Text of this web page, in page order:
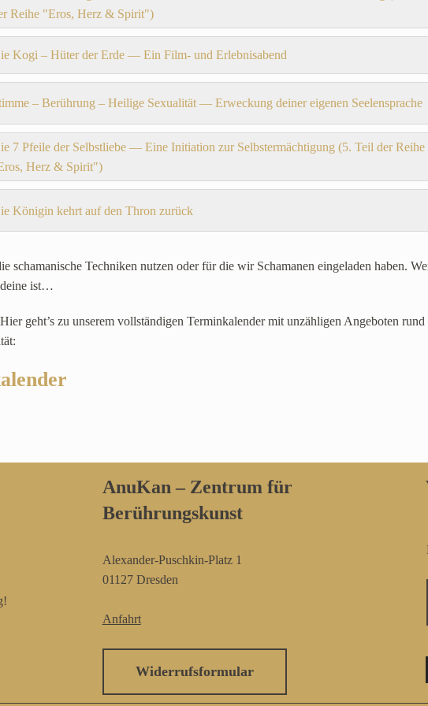
Reihe "Eros, Herz & Spirit")
Kogi – Hüter der Erde — Ein Film- und Erlebnisabend
– Berührung – Heilige Sexualität — Erweckung deiner eigenen Seelensprache
7 Pfeile der Selbstliebe — Eine Initiation zur Selbstermächtigung (5. Teil der Reihe
Herz & Spirit")
Königin kehrt auf den Thron zurück
schamanische Techniken nutzen oder für die wir Schamanen eingeladen haben.
deine ist…
geht’s zu unserem vollständigen Terminkalender mit unzähligen Angeboten rund
AnuKan – Zentrum für
Berührungskunst
Alexander-Puschkin-Platz 1
01127 Dresden
Anfahrt
Widerrufsformular